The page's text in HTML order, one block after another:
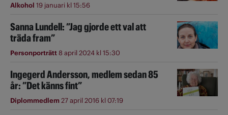
Alkohol 19 januari kl 15:56
Sanna Lundell: ”Jag gjorde ett val att
träda fram”
Personporträtt8 april 2024 kl 15:30
Ingegerd Andersson, medlem sedan 85
år: ”Det känns fint”
Diplommedlem27 april 2016 kl 07:19